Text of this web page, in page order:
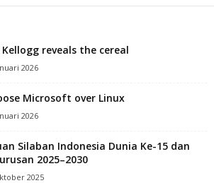
reveals the cereal
2026
Microsoft over Linux
2026
Silaban Indonesia Dunia Ke-15 dan
2025–2030
2025